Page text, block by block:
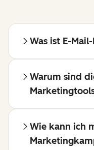
Was ist E-
Warum sind
Wie kann ich